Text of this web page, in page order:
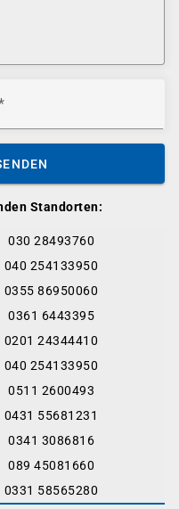
Standorten:
030 28493760
040 254133950
0355 86950060
0361 6443395
0201 24344410
040 254133950
0511 2600493
0431 55681231
0341 3086816
089 45081660
0331 58565280